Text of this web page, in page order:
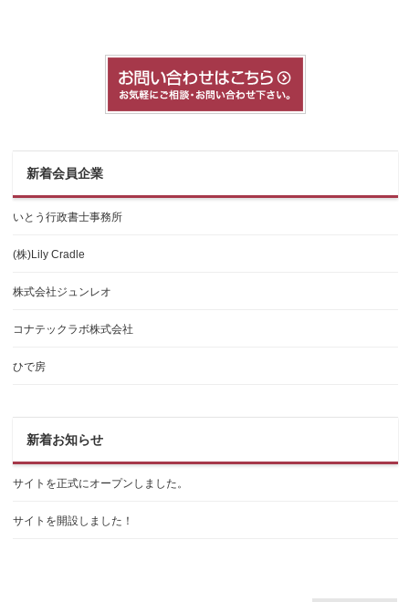
新着会員企業
いとう行政書士事務所
(株)Lily Cradle
株式会社ジュンレオ
コナテックラボ株式会社
ひで房
新着お知らせ
サイトを正式にオープンしました。
サイトを開設しました！